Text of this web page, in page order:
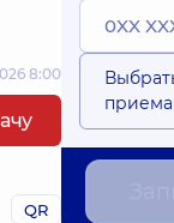
8:00
QR
приема